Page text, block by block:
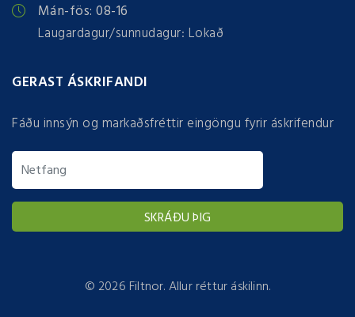
Mán-fös: 08-16
Laugardagur/sunnudagur: Lokað
GERAST ÁSKRIFANDI
Fáðu innsýn og markaðsfréttir eingöngu fyrir áskrifendur
© 2026 Filtnor. Allur réttur áskilinn.